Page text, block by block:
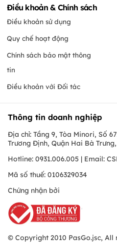
Điều khoản & Chính sách
Điều khoản sử dụng
Quy chế hoạt động
Chính sách bảo mật thông
tin
Điều khoản với Đối tác
Thông tin doanh nghiệp
Địa chỉ: Tầng 9, Tòa Minori, Số
Trương Định, Quận Hai Bà
Hotline: 0931.006.005 | Email:
Mã số thuế: 0106329034
Chứng nhận bởi
© Copyright 2010 PasGo.jsc, All